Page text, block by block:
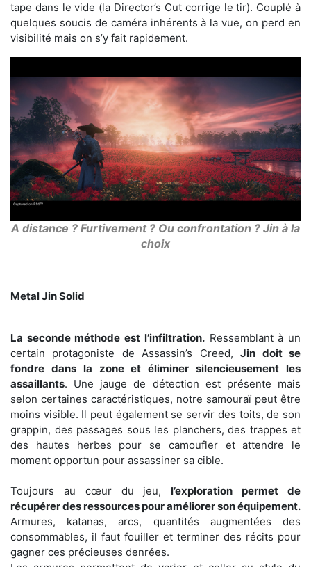
tape dans le vide (la Director’s Cut corrige le tir). Couplé à
quelques soucis de caméra inhérents à la vue, on perd en
visibilité mais on s’y fait rapidement.
A distance ? Furtivement ? Ou confrontation ? Jin à la
choix
Metal Jin Solid
La seconde méthode est l’infiltration.Ressemblant à un
certain protagoniste de Assassin’s Creed,Jin doit se
fondre dans la zone et éliminer silencieusement les
assaillants. Une jauge de détection est présente mais
selon certaines caractéristiques, notre samouraï peut être
moins visible. Il peut également se servir des toits, de son
grappin, des passages sous les planchers, des trappes et
des hautes herbes pour se camoufler et attendre le
moment opportun pour assassiner sa cible.
Toujours au cœur du jeu,l’exploration permet de
récupérer des ressources pour améliorer son équipement.
Armures, katanas, arcs, quantités augmentées des
consommables, il faut fouiller et terminer des récits pour
gagner ces précieuses denrées.